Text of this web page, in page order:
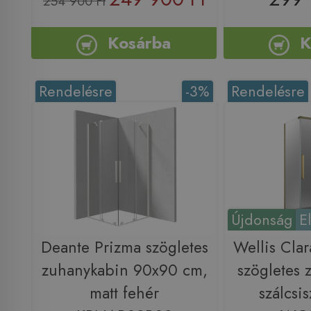
Kosárba
-3%
Rendelésre
Deante Prizma szögletes
zuhanykabin 90x90 cm,
matt fehér
Újdonság
Rendelésre
Wellis
szögletes